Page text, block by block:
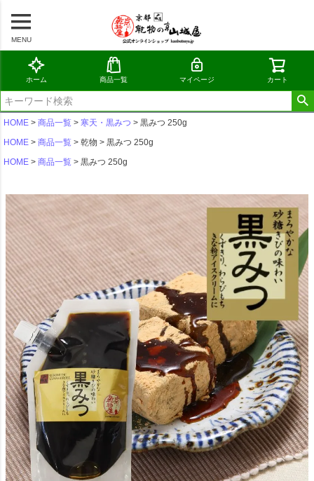
MENU
ホーム 商品一覧 マイページ カート
HOME 商品一覧 寒天・黒みつ
黒みつ 250g
HOME
商品一覧 乾物
黒みつ 250g
HOME
商品一覧 黒みつ 250g